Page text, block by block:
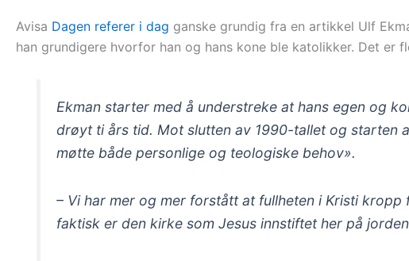
Avisa Dagen referer i dag ganske grundig fra en artikkel Ulf
han grundigere hvorfor han og hans kone ble katolikker. Det er
Ekman starter med å understreke at hans egen og
drøyt ti års tid. Mot slutten av 1990-tallet og starten
møtte både personlige og teologiske behov».
– Vi har mer og mer forstått at fullheten i Kristi
faktisk er den kirke som Jesus innstiftet her på